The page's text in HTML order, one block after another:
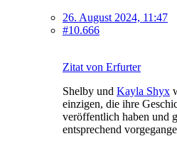
26. August 2024, 11:47
#10.666
Zitat von Erfurter
Shelby und Kayla Shyx
einzigen, die ihre
veröffentlich haben und
entsprechend